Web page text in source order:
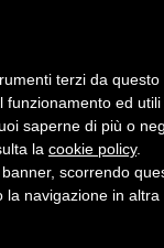
Login
terzi da
funzionamento ed
saperne di più o
la cookie policy.
scorrendo
la navigazione in